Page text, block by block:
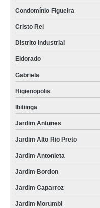
Condomínio Figueira
Cristo Rei
Distrito Industrial
Eldorado
Gabriela
Higienopolis
Ibitiinga
Jardim Antunes
Jardim Alto Rio Preto
Jardim Antonieta
Jardim Bordon
Jardim Caparroz
Jardim Morumbi